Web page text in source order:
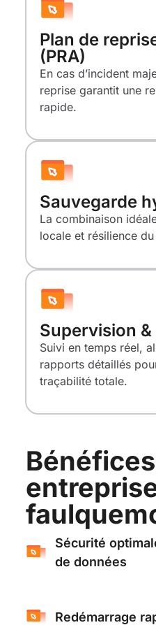
Plan de
(PRA)
En cas d’incident
reprise garantit une
rapide.
Sauvegarde
La combinaison
locale et résilience
Supervision
Suivi en temps réel,
rapports détaillés
traçabilité totale.
Sécurité
de données
Redémarrage